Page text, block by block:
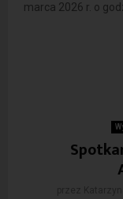
marca 2026 r. o